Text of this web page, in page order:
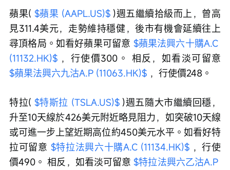
蘋果( $蘋果 (AAPL.US)$ )週五繼續拾級而上，曾高
見311.4美元，走勢維持穩健，後市有機會延續往上
尋頂格局。如看好蘋果可留意 $蘋果法興六十購A.C
(11132.HK)$ ，行使價300。 相反，如看淡可留意
$蘋果法興六九沽A.P (11063.HK)$ ，行使價248。
特拉( $特斯拉 (TSLA.US)$ )週五隨大市繼續回穩，
升至10天線於426美元附近略見阻力，如突破10天線
或可進一步上望近期高位約450美元水平。如看好特
拉可留意 $特拉法興六十購A.C (11134.HK)$ ，行使
價490。 相反，如看淡可留意 $特拉法興六乙沽A.P